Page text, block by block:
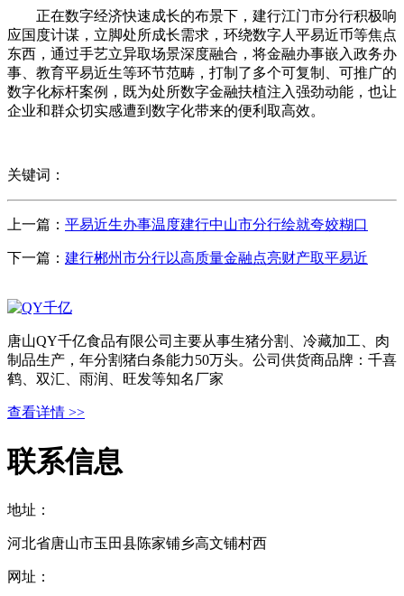
正在数字经济快速成长的布景下，建行江门市分行积极响
应国度计谋，立脚处所成长需求，环绕数字人平易近币等焦点
东西，通过手艺立异取场景深度融合，将金融办事嵌入政务办
事、教育平易近生等环节范畴，打制了多个可复制、可推广的
数字化标杆案例，既为处所数字金融扶植注入强劲动能，也让
企业和群众切实感遭到数字化带来的便利取高效。
关键词：
上一篇： 平易近生办事温度建行中山市分行绘就夸姣糊口
下一篇： 建行郴州市分行以高质量金融点亮财产取平易近
唐山QY千亿食品有限公司主要从事生猪分割、冷藏加工、肉
制品生产，年分割猪白条能力50万头。公司供货商品牌：千喜
鹤、双汇、雨润、旺发等知名厂家
查看详情 >>
联系信息
地址：
河北省唐山市玉田县陈家铺乡高文铺村西
网址：